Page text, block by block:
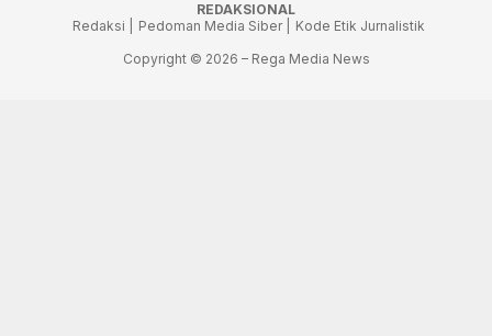
REDAKSIONAL
Redaksi |
Pedoman Media Siber |
Kode Etik Jurnalistik
Copyright © 2026 – Rega Media News